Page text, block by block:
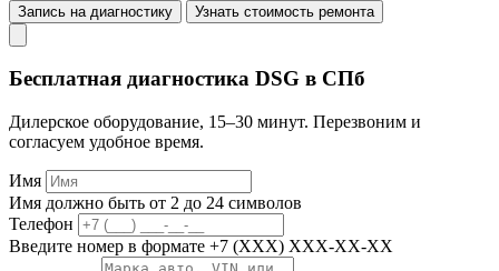
Запись на диагностику Узнать стоимость ремонта
Бесплатная диагностика DSG в СПб
Дилерское оборудование, 15–30 минут. Перезвоним и
согласуем удобное время.
Имя
Имя должно быть от 2 до 24 символов
Телефон
Введите номер в формате +7 (XXX) XXX-XX-XX